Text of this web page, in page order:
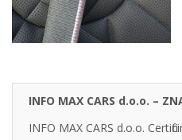
INFO MAX CARS d.o.o. –
INFO MAX CARS d.o.o.